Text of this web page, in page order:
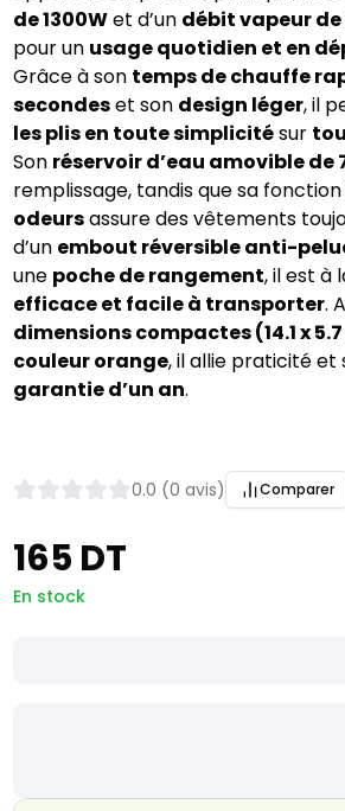
de 1300W et d’un débit vapeur
pour un usage quotidien et en
Grâce à son temps de chauffe
secondes et son design léger, il
les plis en toute simplicité sur
Son réservoir d’eau amovible de
remplissage, tandis que sa
odeurs assure des vêtements
d’un embout réversible anti-
une poche de rangement, il est à
efficace et facile à transporter
dimensions compactes (14.1 x 5.7
couleur orange
garantie d’un an.
0.0 (0 avis) Comparer
165 DT
En stock